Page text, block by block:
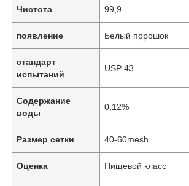
Чистота 99,9
появление Белый порошок
стандарт
испытаний
USP 43
Содержание
воды
0,12%
Размер сетки 40-60mesh
Оценка Пищевой класс